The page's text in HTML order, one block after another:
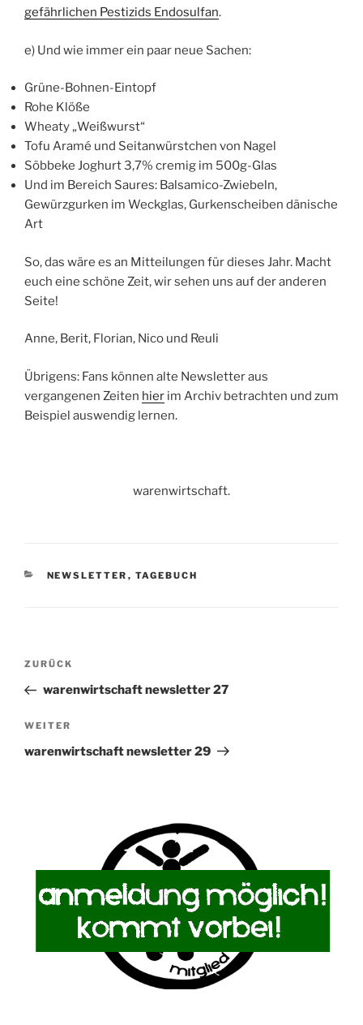
gefährlichen Pestizids Endosulfan.
e) Und wie immer ein paar neue Sachen:
Grüne-Bohnen-Eintopf
Rohe Klöße
Wheaty „Weißwurst“
Tofu Aramé und Seitanwürstchen von Nagel
Söbbeke Joghurt 3,7% cremig im 500g-Glas
Und im Bereich Saures: Balsamico-Zwiebeln,
Gewürzgurken im Weckglas, Gurkenscheiben dänische
Art
So, das wäre es an Mitteilungen für dieses Jahr. Macht
euch eine schöne Zeit, wir sehen uns auf der anderen
Seite!
Anne, Berit, Florian, Nico und Reuli
Übrigens: Fans können alte Newsletter aus
vergangenen Zeiten hier im Archiv betrachten und zum
Beispiel auswendig lernen.
warenwirtschaft.
KATEGORIEN
NEWSLETTER , TAGEBUCH
Beitragsnavigation
Vorheriger
Beitrag
ZURÜCK
warenwirtschaft newsletter 27
Nächster
Beitrag
WEITER
warenwirtschaft newsletter 29